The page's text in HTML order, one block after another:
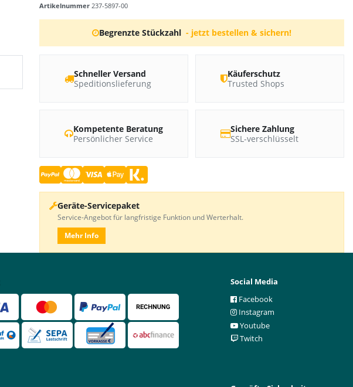
Artikelnummer 237-5897-00
Begrenzte Stückzahl - jetzt bestellen & sichern!
Schneller Versand
Speditionslieferung
Käuferschutz
Trusted Shops
Kompetente Beratung
Persönlicher Service
Sichere Zahlung
SSL-verschlüsselt
Geräte-Servicepaket
Service-Angebot für langfristige Funktion und Werterhalt.
Mehr Info
Social Media
Facebook
Instagram
Youtube
Twitch